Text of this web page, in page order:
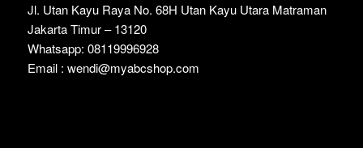
Jl. Utan Kayu Raya No. 68H Utan Kayu Utara Matraman
Jakarta Timur – 13120
Whatsapp: 08119996928
Email : wendi@myabcshop.com